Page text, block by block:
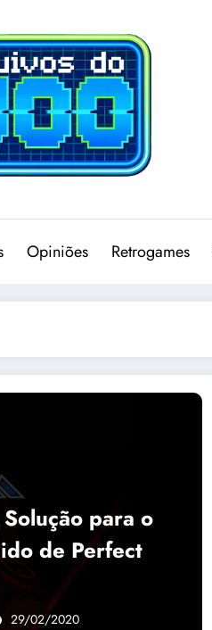
Opiniões Retrogames
para o
de Perfect
29/02/2020